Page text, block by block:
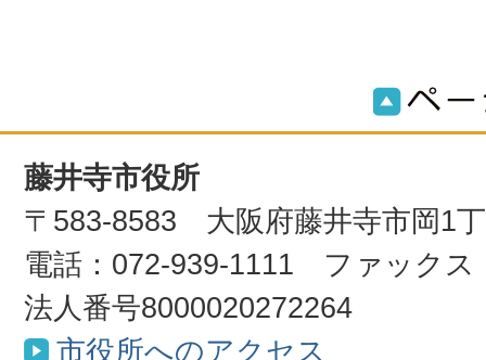
藤井寺市役所
〒583-8583 大阪府藤井寺市岡1
電話：072-939-1111 ファックス
法人番号8000020272264
市役所へのアクセス